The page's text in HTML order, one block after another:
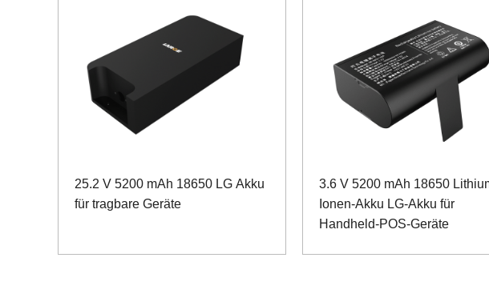
25.2 V 5200 mAh 18650 LG Akku
für tragbare Geräte
3.6 V 5200 mAh 18650
Ionen-Akku LG-Akku für
Handheld-POS-Geräte